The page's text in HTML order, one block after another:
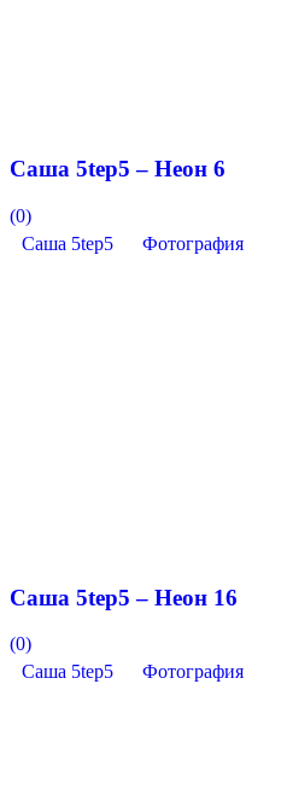
Саша 5tep5 – Неон 6
(0)
Саша 5tep5
Фотография
Саша 5tep5 – Неон 16
(0)
Саша 5tep5
Фотография